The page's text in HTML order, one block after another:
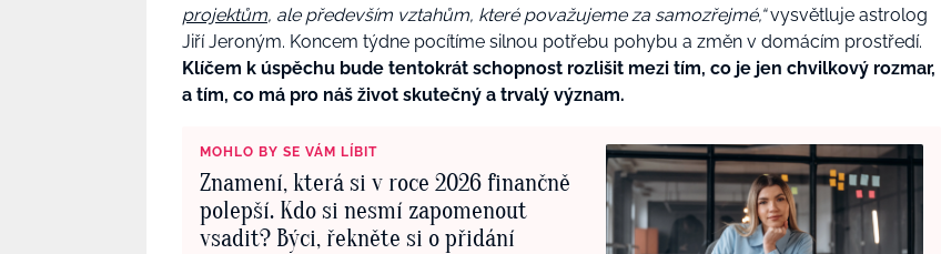
projektům, ale především vztahům, které považujeme za samozřejmé,“vysvětluje astrolog
Jiří Jeroným. Koncem týdne pocítíme silnou potřebu pohybu a změn v domácím prostředí.
Klíčem k úspěchu bude tentokrát schopnost rozlišit mezi tím, co je jen chvilkový rozmar,
a tím, co má pro náš život skutečný a trvalý význam.
MOHLO BY SE VÁM LÍBIT
Znamení, která si v roce 2026 finančně
polepší. Kdo si nesmí zapomenout
vsadit? Býci, řekněte si o přidání